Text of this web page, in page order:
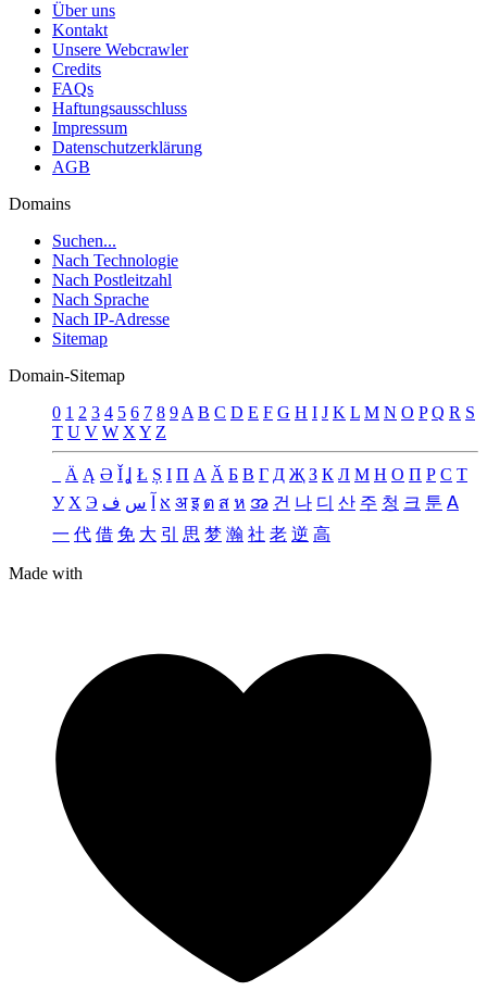
Über uns
Kontakt
Unsere Webcrawler
Credits
FAQs
Haftungsausschluss
Impressum
Datenschutzerklärung
AGB
Domains
Suchen...
Nach Technologie
Nach Postleitzahl
Nach Sprache
Nach IP-Adresse
Sitemap
Domain-Sitemap
0 1 2 3 4 5 6 7 8 9 A B C D E F G H I J K L M N O P Q R S
T U V W X Y Z
Ä Ą Ə Ǐ Ʝ Ł Ș Ι Π А Ӑ Б В Г Д Җ З К Л М Н О П Р С Т
У Х Э א س ف अ इ ต ส ห အ 건 나 디 산 주 청 크 툰 ꓮ
一 代 借 免 大 引 思 梦 瀚 社 老 逆 高
Made with